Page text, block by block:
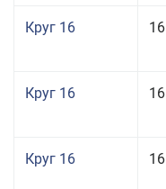
Круг 16 16
Круг 16 16
Круг 16 16